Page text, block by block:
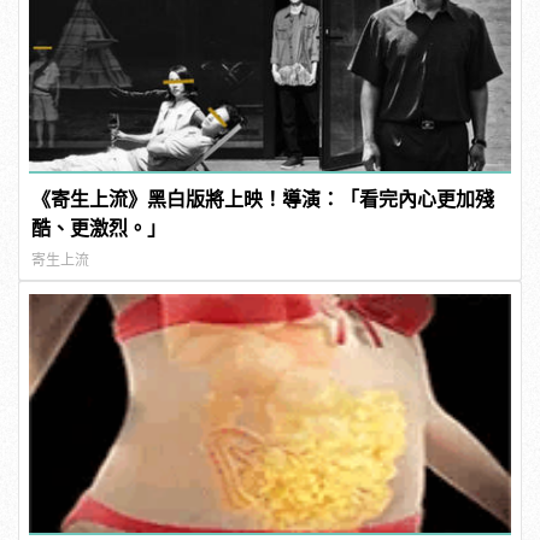
《寄生上流》黑白版將上映！導演：「看完內心更加殘
酷、更激烈。」
寄生上流